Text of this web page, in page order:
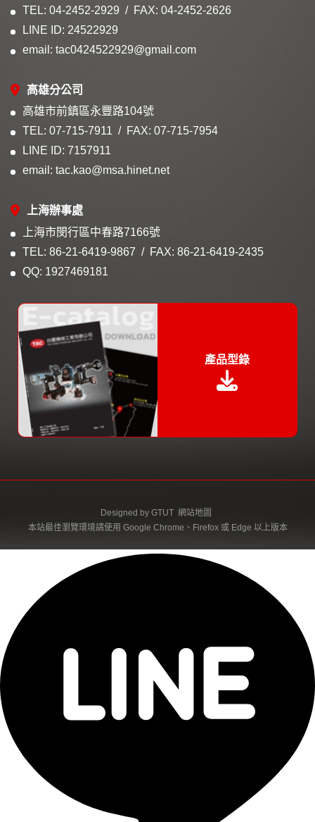
產品型錄
TEL: 04-2452-2929
FAX: 04-2452-2626
LINE ID: 24522929
email: tac0424522929@gmail.com
高雄分公司
高雄市前鎮區永豐路104號
TEL: 07-715-7911
FAX: 07-715-7954
LINE ID: 7157911
email: tac.kao@msa.hinet.net
上海辦事處
上海市閔行區中春路7166號
TEL: 86-21-6419-9867
FAX: 86-21-6419-2435
QQ: 1927469181
Designed by GTUT 網站地圖
本站最佳瀏覽環境請使用 Google Chrome、Firefox 或 Edge 以上版本